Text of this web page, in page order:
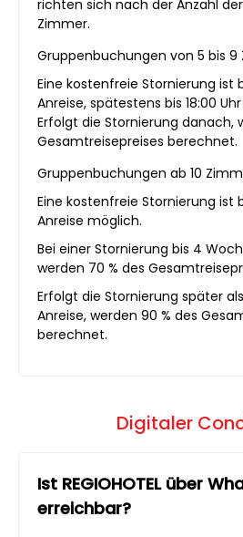
richten sich nach der Anzahl
Zimmer.
Gruppenbuchungen von 5 bis 9
Eine kostenfreie Stornierung ist
Anreise, spätestens bis 18:00
Erfolgt die Stornierung danach,
Gesamtreisepreises berechnet.
Gruppenbuchungen ab 10
Eine kostenfreie Stornierung ist
Anreise möglich.
Bei einer Stornierung bis 4
werden 70 % des
Erfolgt die Stornierung später
Anreise, werden 90 % des
berechnet.
Digitaler
Ist REGIOHOTEL über
erreichbar?